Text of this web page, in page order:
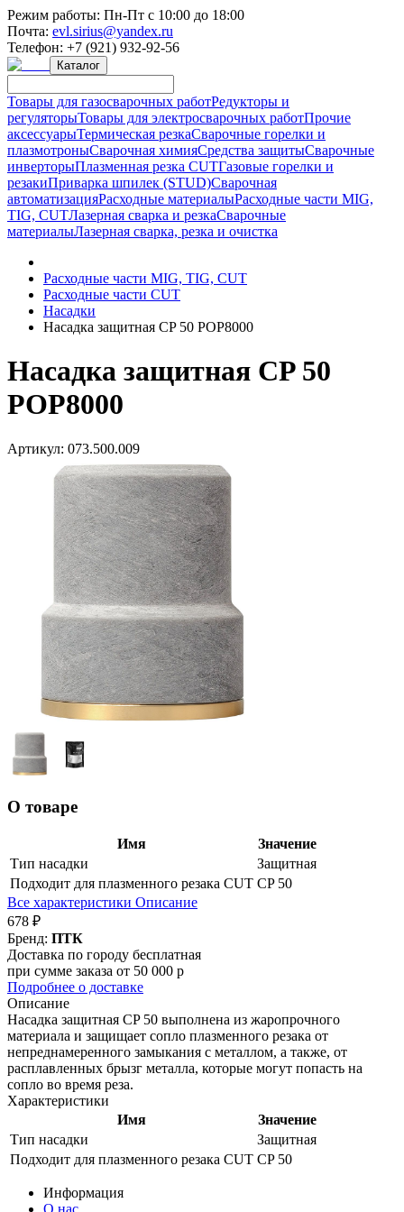
Режим работы: Пн-Пт с 10:00 до 18:00
Почта: evl.sirius@yandex.ru
Телефон: +7 (921) 932-92-56
Каталог
Товары для газосварочных работРедукторы и
регуляторыТовары для электросварочных работПрочие
аксессуарыТермическая резкаСварочные горелки и
плазмотроныСварочная химияСредства защитыСварочные
инверторыПлазменная резка CUTГазовые горелки и
резакиПриварка шпилек (STUD)Сварочная
автоматизацияРасходные материалыРасходные части MIG,
TIG, CUTЛазерная сварка и резкаСварочные
материалыЛазерная сварка, резка и очистка
Расходные части MIG, TIG, CUT
Расходные части CUT
Насадки
Насадка защитная CP 50 POP8000
Насадка защитная CP 50
POP8000
Артикул: 073.500.009
О товаре
Имя
Значение
Тип насадки
Защитная
Подходит для плазменного резака CUT CP 50
Все характеристики Описание
678 ₽
Бренд: ПТК
Доставка по городу бесплатная
при сумме заказа от 50 000 р
Подробнее о доставке
Описание
Насадка защитная CP 50 выполнена из жаропрочного
материала и защищает сопло плазменного резака от
непреднамеренного замыкания с металлом, а также, от
расплавленных брызг металла, которые могут попасть на
сопло во время реза.
Характеристики
Имя
Значение
Тип насадки
Защитная
Подходит для плазменного резака CUT CP 50
Информация